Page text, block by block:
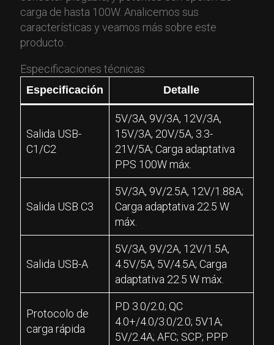
carga de hasta 100W. Analicemos sus
características y veamos más sobre este
producto.
Especificaciones técnicas
Especificación Detalle
Salida USB-
C1/C2
5V/3A, 9V/3A, 12V/3A,
15V/3A, 20V/5A, 3.3-
21V/5A; Carga adaptativa
PPS 100W máx.
Salida USB C3
5V/3A, 9V/2.5A, 12V/1.88A;
Carga adaptativa 22.5 W
máx.
Salida USB-A
5V/3A, 9V/2A, 12V/1.5A,
4.5V/5A, 5V/4.5A; Carga
adaptativa 22.5 W máx.
Protocolo de
carga rápida
PD 3.0/2.0; QC
4.0+/4.0/3.0/2.0; 5V1A;
5V/2.4A; AFC; SCP; PPP